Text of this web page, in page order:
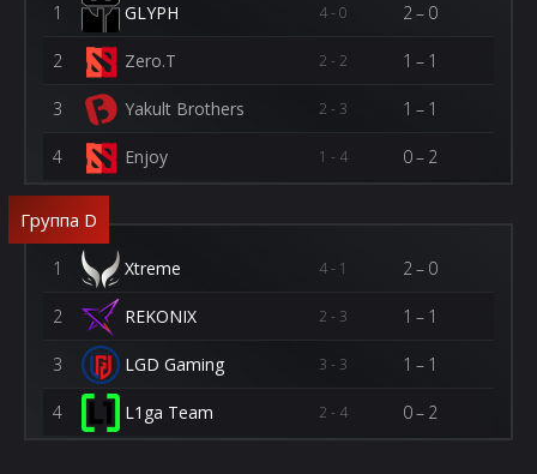
1 GLYPH 4 - 0 2–0
2 Zero.T 2 - 2 1–1
3 Yakult Brothers 2 - 3 1–1
4 Enjoy 1 - 4 0–2
Группа D
1 Xtreme 4 - 1 2–0
2 REKONIX 2 - 3 1–1
3 LGD Gaming 3 - 3 1–1
4 L1ga Team 2 - 4 0–2